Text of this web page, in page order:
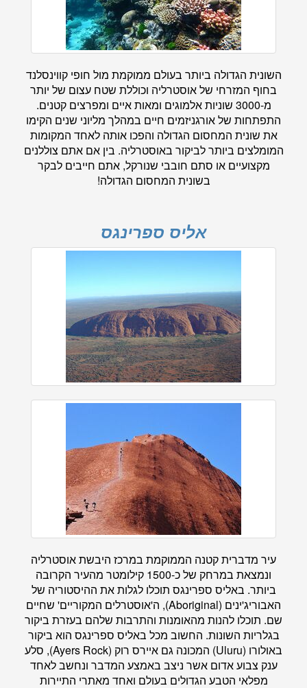
השונית הגדולה ביותר בעולם ממוקמת מול חופי קווינסלנד
בחוף המזרחי של אוסטרליה וכוללת שטח עצום של יותר
מ-3000 שוניות אלמוגים ומאות איים ומפרצים קטנים.
התפתחות של אורגניזמים חיים במהלך מליוני שנים הקימו
את שונית המחסום הגדולה והפכו אותה לאחד המקומות
המומלצים ביותר לביקור באוסטרליה. בין אם אתם צוללנים
מקצועיים או סתם חובבי שנורקל, אתם חייבים לבקר
בשונית המחסום הגדולה!
אליס ספרינגס
עיר מדברית קטנה הממוקמת במרכז היבשת אוסטרליה
ונמצאת במרחק של כ-1500 קילומטר מהעיר הקרובה
ביותר. באליס ספרינגס תוכלו לגלות את ההיסטוריה של
האבוריג'ינים (Aboriginal), ה'אוסטרלים המקוריים' שחיים
שם. תוכלו להנות מהאומנות והתרבות שלהם בעזרת ביקור
בגלריות השונות. החשוב מכל באליס ספרינגס הוא ביקור
באולורו (Uluru) המכונה גם איירס רוק (Ayers Rock), סלע
ענק צבוע אדום אשר ניצב באמצע המדבר ונחשב לאחד
מפלאי הטבע הגדולים בעולם ואחד מאתרי התיירות